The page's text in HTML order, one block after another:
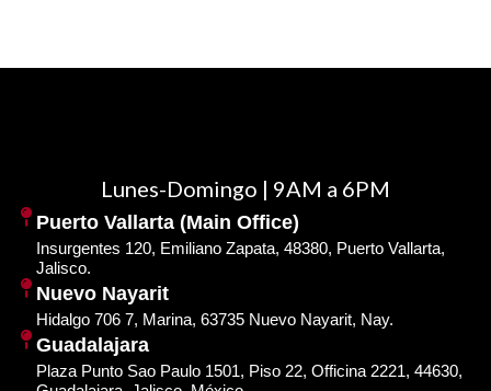
Lunes-Domingo | 9AM a 6PM
Puerto Vallarta (Main Office)
Insurgentes 120, Emiliano Zapata, 48380, Puerto Vallarta,
Jalisco.
Nuevo Nayarit
Hidalgo 706 7, Marina, 63735 Nuevo Nayarit, Nay.
Guadalajara
Plaza Punto Sao Paulo 1501, Piso 22, Officina 2221, 44630,